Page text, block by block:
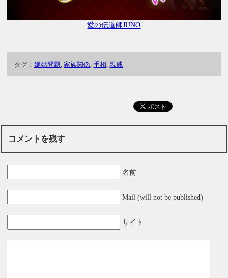
愛の伝道師JUNO
タグ：嫁姑問題 ,家族関係 ,手相 ,親戚
コメントを残す
名前
Mail (will not be published)
サイト